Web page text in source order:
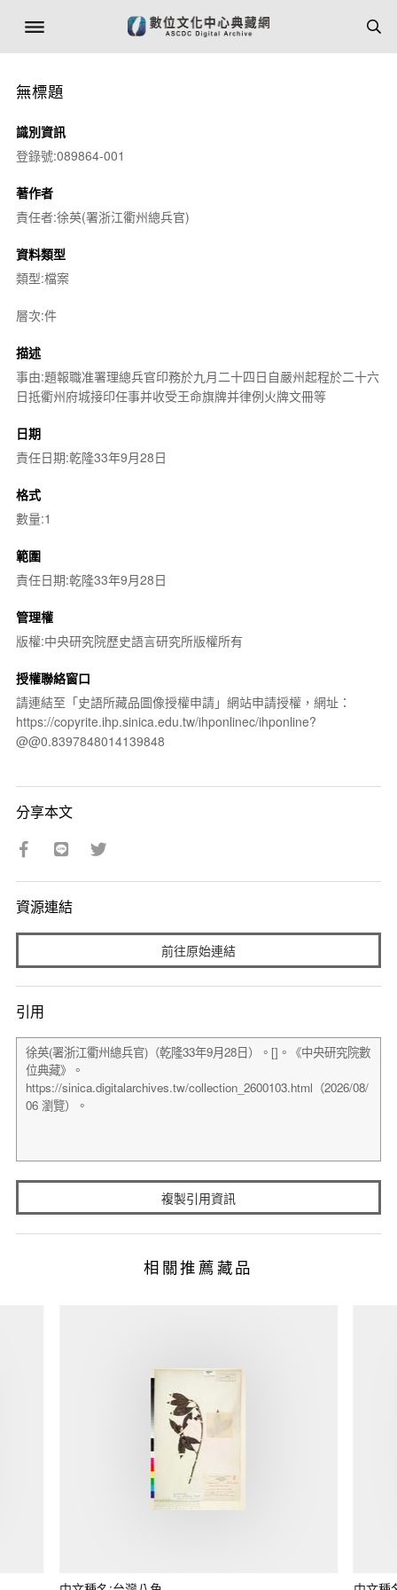
無標題
識別資訊
登錄號:089864-001
著作者
責任者:徐英(署浙江衢州總兵官)
資料類型
類型:檔案
層次:件
描述
事由:題報職准署理總兵官印務於九月二十四日自嚴州起程於二十六
日抵衢州府城接印任事并收受王命旗牌并律例火牌文冊等
日期
責任日期:乾隆33年9月28日
格式
數量:1
範圍
責任日期:乾隆33年9月28日
管理權
版權:中央研究院歷史語言研究所版權所有
授權聯絡窗口
請連結至「史語所藏品圖像授權申請」網站申請授權，網址：
https://copyrite.ihp.sinica.edu.tw/ihponlinec/ihponline?
@@0.8397848014139848
分享本文
資源連結
前往原始連結
引用
複製引用資訊
相關推薦藏品